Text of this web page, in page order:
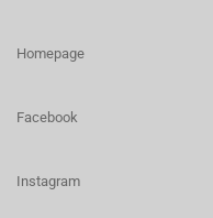
Homepage
Facebook
Instagram